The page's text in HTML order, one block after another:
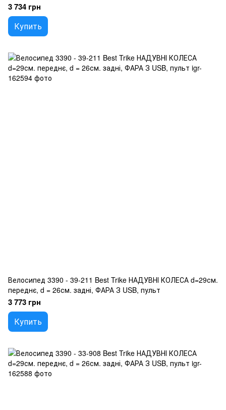
3 734 грн
Купить
Велосипед 3390 - 39-211 Best Trike НАДУВНІ КОЛЕСА d=29см.
переднє, d = 26см. задні, ФАРА З USB, пульт
3 773 грн
Купить